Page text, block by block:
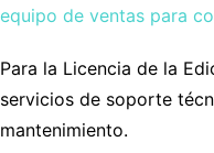
equipo de ventas para
Para la Licencia de la
servicios de soporte
mantenimiento.